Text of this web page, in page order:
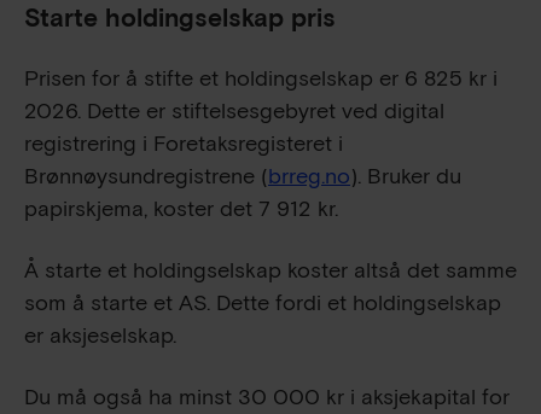
Starte holdingselskap pris
Prisen for å stifte et holdingselskap er 6 825 kr i
2026. Dette er stiftelsesgebyret ved digital
registrering i Foretaksregisteret i
Brønnøysundregistrene (brreg.no). Bruker du
papirskjema, koster det 7 912 kr.
Å starte et holdingselskap koster altså det samme
som å starte et AS. Dette fordi et holdingselskap
er aksjeselskap.
Du må også ha minst 30 000 kr i aksjekapital for